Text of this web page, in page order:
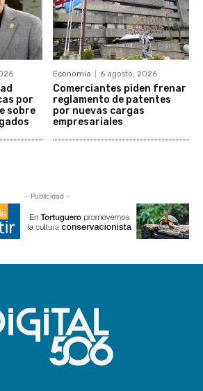
por
sobre
Economía 6 agosto, 2026
Comerciantes piden frenar
reglamento de patentes
por nuevas cargas
empresariales
- Publicidad -